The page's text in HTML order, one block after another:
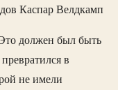
Каспар Велдкамп
должен был быть
в
не имели